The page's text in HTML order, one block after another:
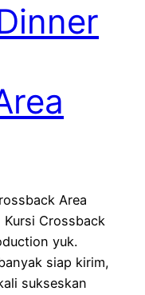
Area
Kursi Crossback
yuk.
siap kirim,
sukseskan